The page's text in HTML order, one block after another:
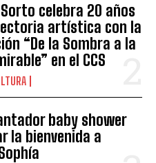
celebra 20 años
artística con la
“De la Sombra a la
en el CCS
baby shower
la bienvenida a